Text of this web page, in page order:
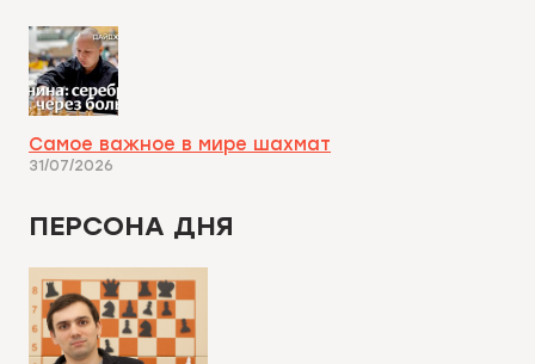
Самое важное в мире шахмат
31/07/2026
ПЕРСОНА ДНЯ